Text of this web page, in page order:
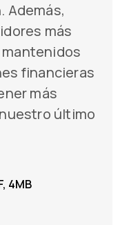
Además,
más
financieras
más
último
4MB